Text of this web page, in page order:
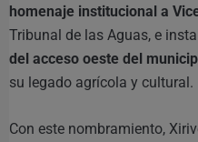
homenaje institucional a
Tribunal de las Aguas, e
del acceso oeste del
su legado agrícola y cultural.
Con este nombramiento,